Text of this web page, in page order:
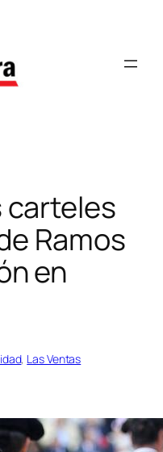
carteles
Ramos
en
, Las Ventas